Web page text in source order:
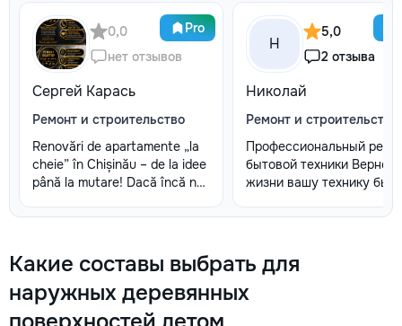
Pro
0,0
нет отзывов
Сергей Карась
Ремонт и строительство
Renovări de apartamente „la
cheie” în Chișinău – de la idee
până la mutare! Dacă încă nu
este o problemă. Vă putem
reparația să fie clară,
confortabilă și adaptată
bugetului dumneavoastră.
Н
5,0
2 отзыва
Николай
Ремонт и строительство
Профессиональный
бытовой техники Вернем
жизни вашу технику
главные преимущества:
Мастер приедет в
2 часов после заявки. 📉
Какие составы выбрать для
наружных деревянных